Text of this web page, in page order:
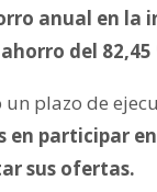
anual en la
del 82,45
plazo de
en participar
sus ofertas.